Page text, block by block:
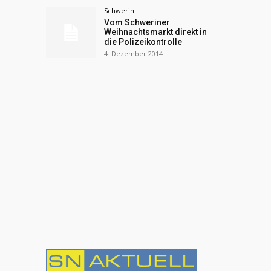
Schwerin
Vom Schweriner
Weihnachtsmarkt direkt in
die Polizeikontrolle
4. Dezember 2014